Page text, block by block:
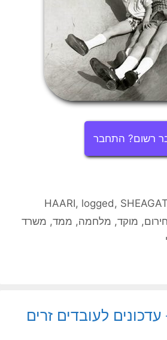
רשום? התחבר
HAARI, logged ,
חירום, מוקד, מלחמה, ממד, משרד
לעובדים זרים